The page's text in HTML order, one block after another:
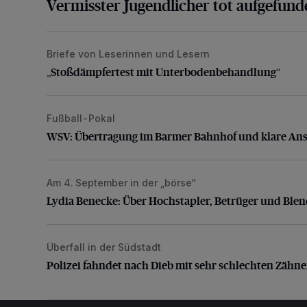
Vermisster Jugendlicher tot
„Stoßdämpfertest mit Unterbodenbehandlung“
Briefe von Leserinnen und Lesern
„Stoßdämpfertest mit Unterbodenbehandlung“
WSV: Übertragung im Barmer Bahnhof und klare
Fußball-Pokal
WSV: Übertragung im Barmer Bahnhof und klare
Lydia Benecke: Über Hochstapler, Betrüger und
Am 4. September in der „börse“
Lydia Benecke: Über Hochstapler, Betrüger und
Polizei fahndet nach Dieb mit sehr schlechten Zähnen
Überfall in der Südstadt
Polizei fahndet nach Dieb mit sehr schlechten